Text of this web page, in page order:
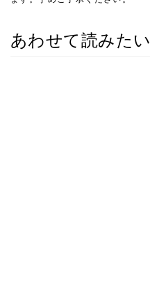
あわせて読みたい